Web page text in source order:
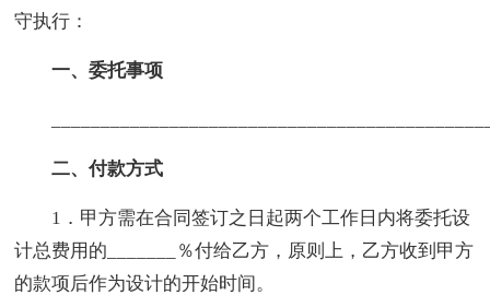
守执行：
一、委托事项
二、付款方式
1．甲方需在合同签订之日起两个工作日内将委托设
计总费用的_______％付给乙方，原则上，乙方收到甲方
的款项后作为设计的开始时间。